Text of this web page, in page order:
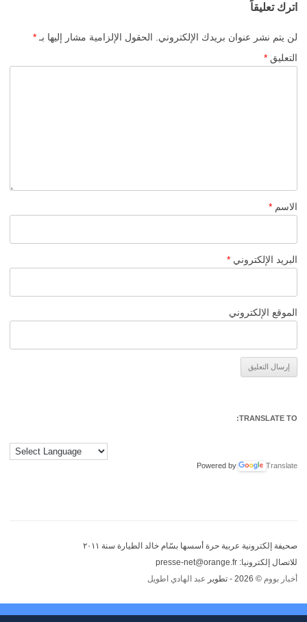
اترك تعليقاً
لن يتم نشر عنوان بريدك الإلكتروني. الحقول الإلزامية مشار إليها بـ *
التعليق *
الاسم *
البريد الإلكتروني *
الموقع الإلكتروني
TRANSLATE TO:
Powered by Translate
صحيفة إلكترونية عربية حرة أسسها بسّام خالد الطيارة سنة ٢٠١١
للاتصال إلكترونيا: presse-net@orange.fr
أخبار بووم © 2026 - تطوير عبد الهادي اطويل